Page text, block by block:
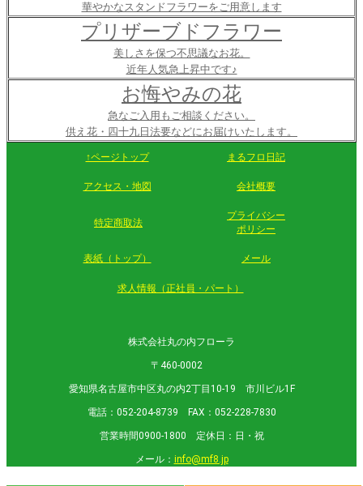
華やかなスタンドフラワーをご用意します
プリザーブドフラワー
美しさを保つ不思議なお花。
近年人気急上昇中です♪
お悔やみの花
急なご入用もご相談ください。
供え花・四十九日法要などにお届けいたします。
↑ページトップ まるフロ日記
アクセス・地図 会社概要
特定商取法
プライバシー
ポリシー
表紙（トップ） メール
求人情報（正社員・パート）
株式会社丸の内フローラ
〒460-0002
愛知県名古屋市中区丸の内2丁目10-19 市川ビル1F
電話：052-204-8739 FAX：052-228-7830
営業時間0900-1800 定休日：日・祝
メール： info@mf8.jp